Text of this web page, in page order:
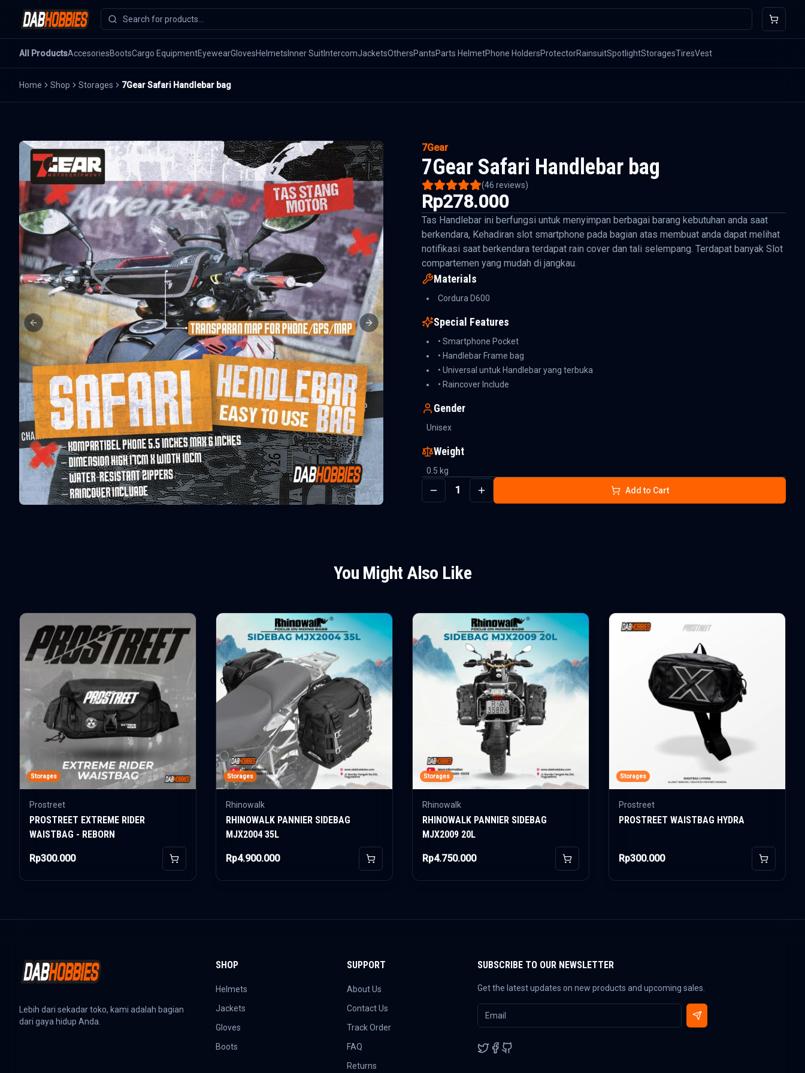
All ProductsAccesoriesBootsCargo EquipmentEyewearGlovesHelmets Inner SuitIntercomJacketsOthersPantsParts HelmetPhone HoldersProtectorRainsuitSpotlightStoragesTiresVest
Home Shop Storages 7Gear Safari Handlebar bag
Previous slide Next slide
7Gear
7Gear Safari Handlebar bag
(46 reviews)
Rp278.000
Tas Handlebar ini berfungsi untuk menyimpan berbagai barang kebutuhan anda saat
berkendara, Kehadiran slot smartphone pada bagian atas membuat anda dapat melihat
notifikasi saat berkendara terdapat rain cover dan tali selempang. Terdapat banyak Slot
compartemen yang mudah di jangkau.
Materials
Cordura D600
Special Features
• Smartphone Pocket
• Handlebar Frame bag
• Universal untuk Handlebar yang terbuka
• Raincover Include
Gender
Unisex
Weight
0.5 kg
1 Add to Cart
You Might Also Like
Storages
Prostreet
PROSTREET EXTREME RIDER
WAISTBAG - REBORN
Rp300.000 Add to Cart
Storages
Rhinowalk
RHINOWALK PANNIER SIDEBAG
MJX2004 35L
Rp4.900.000 Add to Cart
Storages
Rhinowalk
RHINOWALK PANNIER SIDEBAG
MJX2009 20L
Rp4.750.000 Add to Cart
Storages
Prostreet
PROSTREET WAISTBAG HYDRA
Rp300.000 Add to
Lebih dari sekadar toko, kami adalah bagian
dari gaya hidup Anda.
SHOP
Helmets
Jackets
Gloves
Boots
SUPPORT
About Us
Contact Us
Track Order
FAQ
Returns
SUBSCRIBE TO OUR NEWSLETTER
Get the latest updates on new products and upcoming sales.